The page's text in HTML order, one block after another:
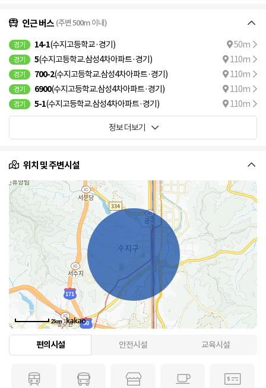
인근 버스 (주변 500m 이내)
경기 14-1(수지고등학교·경기) 50m
경기 5(수지고등학교.삼성4차아파트·경기) 110m
경기 700-2(수지고등학교.삼성4차아파트·경기) 110m
경기 6900(수지고등학교.삼성4차아파트·경기) 110m
경기 5-1(수지고등학교.삼성4차아파트·경기) 110m
정보 더보기
위치 및 주변시설
2km
편의시설 안전시설 교육시설